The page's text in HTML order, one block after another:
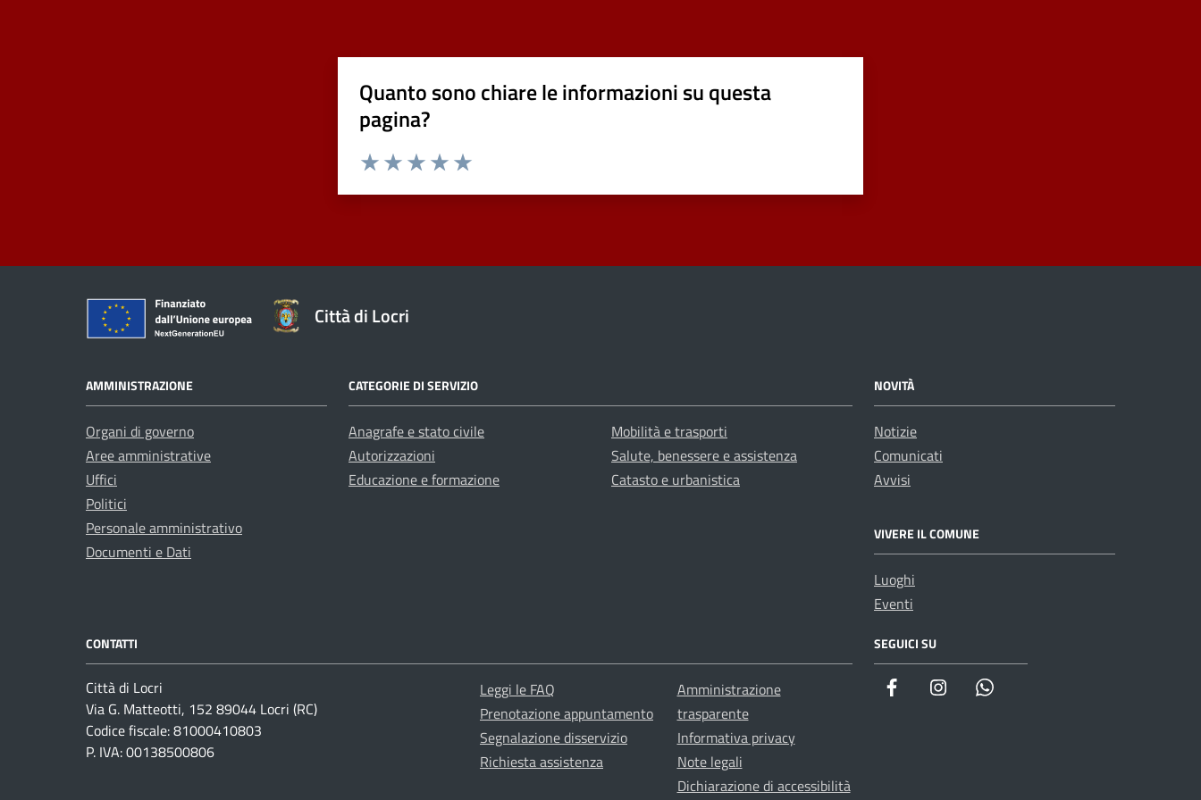
Quanto sono chiare le informazioni su questa
pagina?
Città di Locri
AMMINISTRAZIONE
Organi di governo
Aree amministrative
Uffici
Politici
Personale amministrativo
Documenti e Dati
CATEGORIE DI SERVIZIO
Anagrafe e stato civile
Autorizzazioni
Educazione e formazione
Mobilità e trasporti
Salute, benessere e assistenza
Catasto e urbanistica
NOVITÀ
Notizie
Comunicati
Avvisi
VIVERE IL COMUNE
Luoghi
Eventi
CONTATTI
Città di Locri
Via G. Matteotti, 152 89044 Locri (RC)
Codice fiscale: 81000410803
P. IVA: 00138500806
Leggi le FAQ
Prenotazione appuntamento
Segnalazione disservizio
Richiesta assistenza
Amministrazione
trasparente
Informativa privacy
Note legali
Dichiarazione di accessibilità
SEGUICI SU